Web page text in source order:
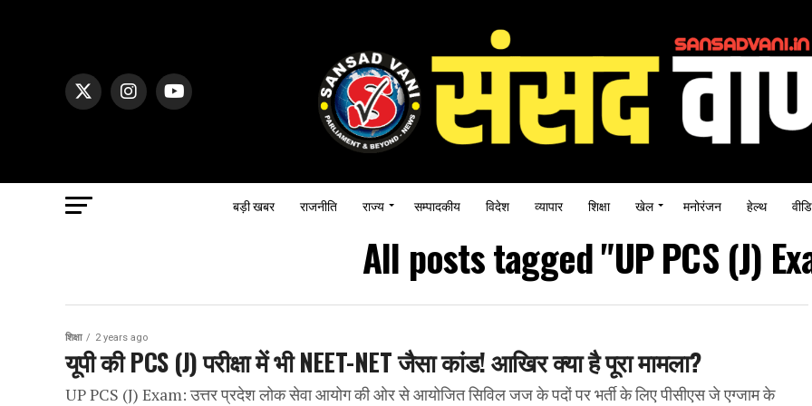
बड़ी खबर राजनीति राज्य सम्पादकीय विदेश व्यापार शिक्षा खेल मनोरंजन हेल्थ
All posts tagged "UP PCS (J)
शिक्षा 2 years ago
यूपी की PCS (J) परीक्षा में भी NEET-NET जैसा कांड! आखिर क्या है पूरा मामला?
UP PCS (J) Exam: उत्तर प्रदेश लोक सेवा आयोग की ओर से आयोजित सिविल जज के पदों पर भर्ती के लिए पीसीएस जे एग्जाम के